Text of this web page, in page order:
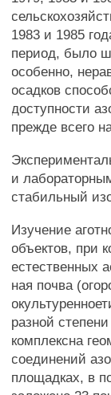
1983 и 1985
период, было
особенно,
осадков
доступности
прежде всего
и
стабильный
Изучение
объектов, при
естественных
ная почва
разной
комплексна
соединений
площадках, в